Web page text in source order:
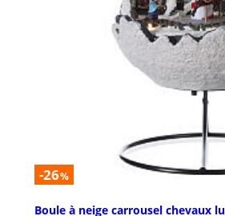
-26%
Boule à neige carrousel chevaux